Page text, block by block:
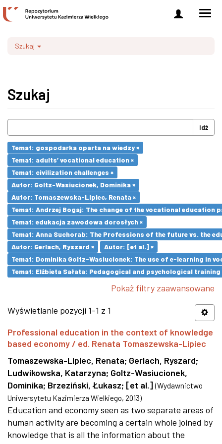
Zaloguj
się
Szukaj
Szukaj
Idź
Temat: gospodarka oparta na wiedzy ×
Temat: adults’ vocational education ×
Temat: civilization challenges ×
Autor: Goltz-Wasiucionek, Dominika ×
Autor: Tomaszewska-Lipiec, Renata ×
Temat: Andrzej Bogaj: The change of the vocational education
Temat: edukacja zawodowa dorosłych ×
Temat: Anna Suchorab: The Professions of the future vs. the
Autor: Gerlach, Ryszard ×
Autor: [et al.] ×
Temat: Dominika Goltz-Wasiucionek: The use of e-learning in
Temat: Elżbieta Sałata: Pedagogical and psychological
Pokaż filtry zaawansowane
Wyświetlanie pozycji 1-1 z 1
Professional education in the context of knowledge
based economy / ed. Renata Tomaszewska-Lipiec
Tomaszewska-Lipiec, Renata; Gerlach, Ryszard;
Ludwikowska, Katarzyna; Goltz-Wasiucionek,
Dominika; Brzeziński, Łukasz; [et al.] (Wydawnictwo
Uniwersytetu Kazimierza Wielkiego, 2013)
Education and economy seen as two separate areas of
human activity are becoming a certain whole joined by
knowledge that is all the information about the